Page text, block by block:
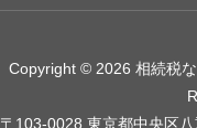
Copyright © 2026 相続税
〒103-0028 東京都中央区